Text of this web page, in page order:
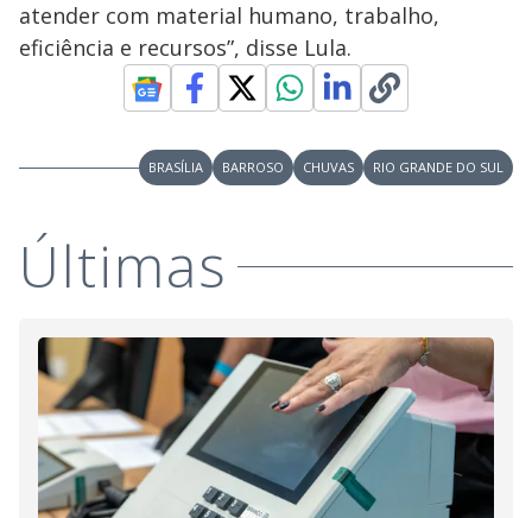
atender com material humano, trabalho,
eficiência e recursos”, disse Lula.
BRASÍLIA BARROSO CHUVAS RIO GRANDE DO SUL
Últimas